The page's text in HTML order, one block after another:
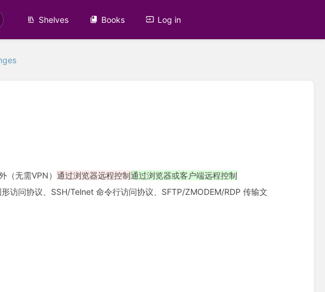
Shelves Books Log in
（无需VPN）通过浏览器远程控制通过浏览器或客户端远程控制
访问协议、SSH/Telnet 命令行访问协议、SFTP/ZMODEM/RDP 传输文